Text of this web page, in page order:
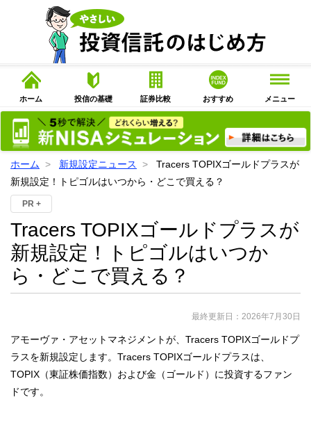
ホーム 投信の基礎 証券比較 おすすめ メニュー
ホーム 新規設定ニュース
Tracers TOPIXゴールドプラスが
新規設定！トピゴルはいつから・どこで買える？
PR +
Tracers TOPIXゴールドプラスが
新規設定！トピゴルはいつか
ら・どこで買える？
最終更新日： 2026年7月30日
アモーヴァ・アセットマネジメントが、Tracers TOPIXゴールドプ
ラスを新規設定します。Tracers TOPIXゴールドプラスは、
TOPIX（東証株価指数）および金（ゴールド）に投資するファン
ドです。